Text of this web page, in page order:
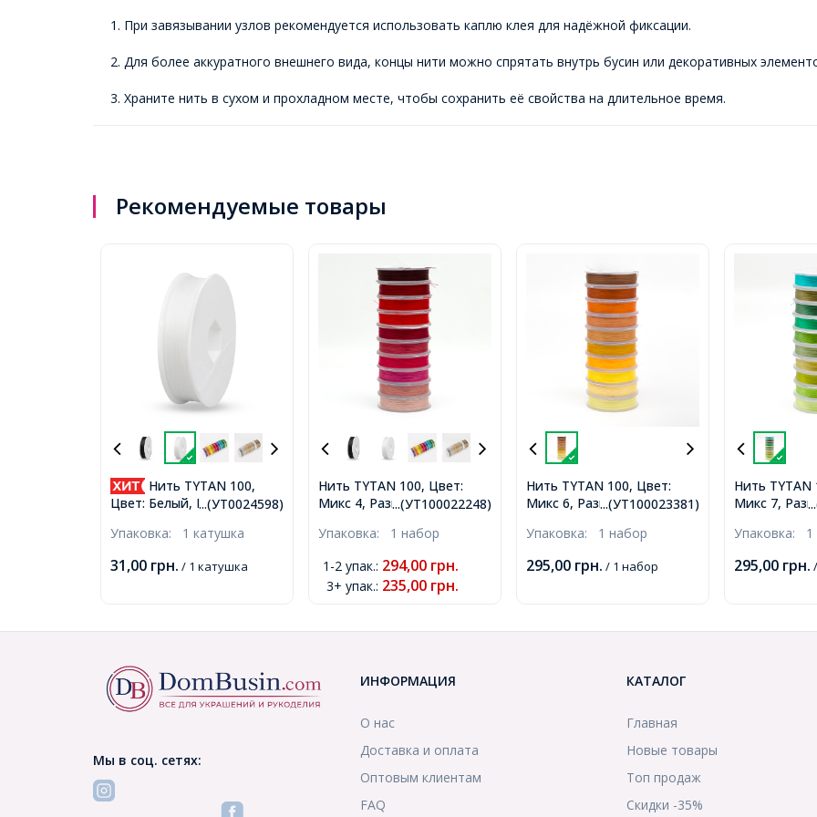
1. При завязывании узлов рекомендуется использовать каплю клея для надёжной фиксации.
2. Для более аккуратного внешнего вида, концы нити можно спрятать внутрь бусин или декоративных
3. Храните нить в сухом и прохладном месте, чтобы сохранить её свойства на длительное время.
Рекомендуемые товары
...(УТ0024598)
Нить TYTAN 100,
Цвет: Белый, Размер:
100м, (УТ0024598)
Упаковка: 1 катушка
31,00 грн. / 1 катушка
...(УТ100022248)
Нить TYTAN 100, Цвет:
Микс 4, Размер: Диаметр
катушка, 10 катушек/
Упаковка: 1 набор
1-2 упак.: 294,00 грн.
3+ упак.: 235,00 грн.
...(УТ100023381)
Нить TYTAN 100, Цвет:
Микс 6, Размер: Диаметр
катушка, 10 катушек/
Упаковка: 1 набор
295,00 грн. / 1 набор
Нить TYTAN
Микс 7,
катушка, 10
Упаковка:
295,00 грн.
Мы в соц. сетях:
ИНФОРМАЦИЯ
О нас
Доставка и оплата
Оптовым клиентам
FAQ
КАТАЛОГ
Главная
Новые товары
Топ продаж
Скидки -35%